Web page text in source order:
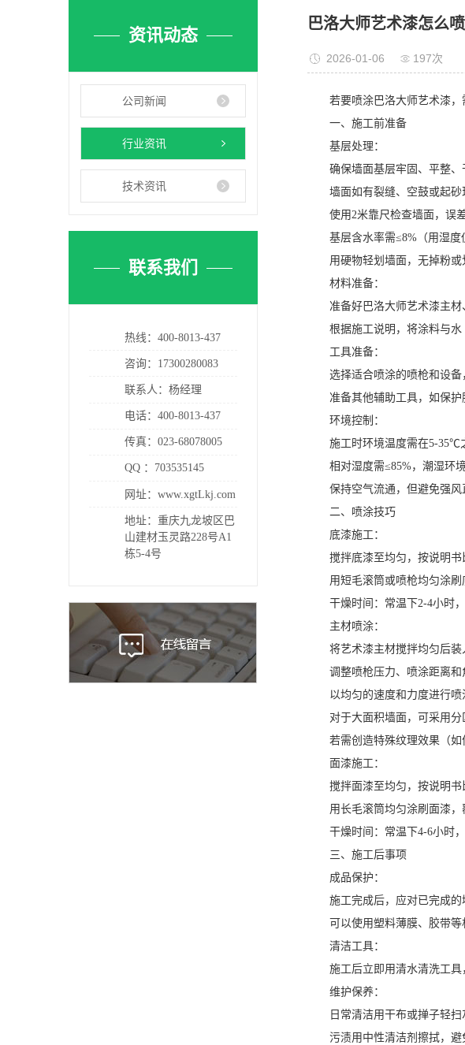
资讯动态
公司新闻
行业资讯
技术资讯
联系我们
热线： 400-8013-437
咨询：17300280083
联系人：杨经理
电话： 400-8013-437
传真：023-68078005
QQ ：703535145
网址：www.xgtLkj.com
地址：重庆九龙坡区巴
山建材玉灵路228号A1
栋5-4号
巴洛大师艺术漆怎么
2026-01-06 197次
若要喷涂巴洛大师艺术漆，
一、施工前准备
基层处理：
确保墙面基层牢固、平整、
墙面如有裂缝、空鼓或起砂
使用2米靠尺检查墙面，误差
基层含水率需≤8%（用湿度
用硬物轻划墙面，无掉粉或
材料准备：
准备好巴洛大师艺术漆主材
根据施工说明，将涂料与水
工具准备：
选择适合喷涂的喷枪和设备
准备其他辅助工具，如保护膜
环境控制：
施工时环境温度需在5-35℃之
相对湿度需≤85%，潮湿环境
保持空气流通，但避免强风
二、喷涂技巧
底漆施工：
搅拌底漆至均匀，按说明书
用短毛滚筒或喷枪均匀涂刷
干燥时间：常温下2-4小时，
主材喷涂：
将艺术漆主材搅拌均匀后装
调整喷枪压力、喷涂距离和
以均匀的速度和力度进行喷
对于大面积墙面，可采用分
若需创造特殊纹理效果（如
面漆施工：
搅拌面漆至均匀，按说明书
用长毛滚筒均匀涂刷面漆，
干燥时间：常温下4-6小时，
三、施工后事项
成品保护：
施工完成后，应对已完成的
可以使用塑料薄膜、胶带等
清洁工具：
施工后立即用清水清洗工具
维护保养：
日常清洁用干布或掸子轻扫
污渍用中性清洁剂擦拭，避